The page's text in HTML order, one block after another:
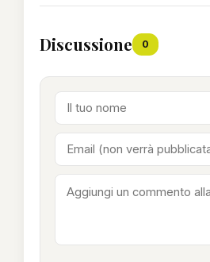
Discussione 0